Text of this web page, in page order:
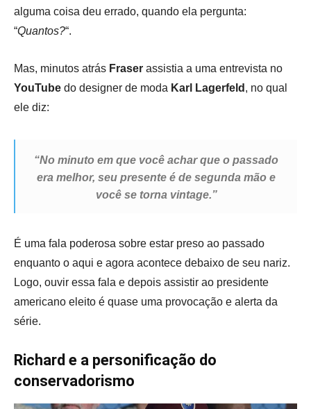
alguma coisa deu errado, quando ela pergunta:
“Quantos?“.
Mas, minutos atrás Fraser assistia a uma entrevista no
YouTube do designer de moda Karl Lagerfeld , no qual
ele diz:
“No minuto em que você achar que o passado
era melhor, seu presente é de segunda mão e
você se torna vintage.”
É uma fala poderosa sobre estar preso ao passado
enquanto o aqui e agora acontece debaixo de seu nariz.
Logo, ouvir essa fala e depois assistir ao presidente
americano eleito é quase uma provocação e alerta da
série.
Richard e a personificação do
conservadorismo